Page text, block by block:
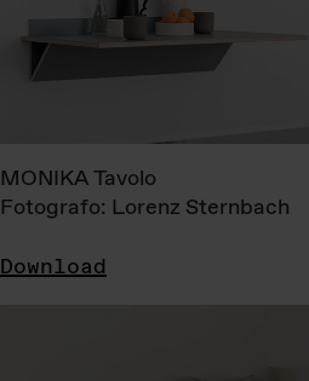
MONIKA Tavolo
Fotografo: Lorenz Sternbach
Download